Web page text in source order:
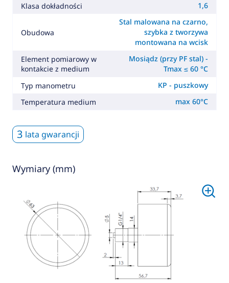
Klasa dokładności
1,6
Obudowa
Stal malowana na czarno,
szybka z tworzywa
montowana na wcisk
Element pomiarowy w
kontakcie z medium
Mosiądz (przy PF stal) -
Tmax ≤ 60 °C
Typ manometru
KP - puszkowy
Temperatura medium
max 60°C
3 lata gwarancji
Wymiary (mm)